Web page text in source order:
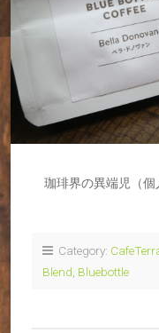
珈琲界の異端児（個
Category:
Blend Bluebottle